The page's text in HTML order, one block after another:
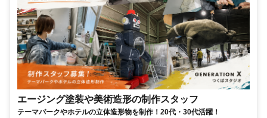
エージング塗装や美術造形の制作スタッフ
テーマパークやホテルの立体造形物を制作！20代・30代活躍！